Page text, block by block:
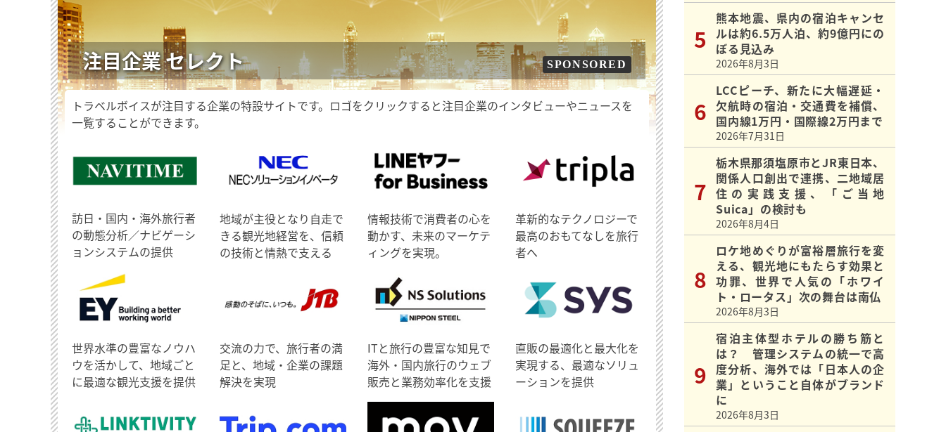
注目企業 セレクト SPONSORED
トラベルボイスが注目する企業の特設サイトです。ロゴをクリックすると注目企業のインタビューやニュースを
一覧することができます。
訪日・国内・海外旅行者
の動態分析／ナビゲーシ
ョンシステムの提供
地域が主役となり自走で
きる観光地経営を、信頼
の技術と情熱で支える
情報技術で消費者の心を
動かす、未来のマーケテ
ィングを実現。
革新的なテクノロジーで
最高のおもてなしを旅行
者へ
世界水準の豊富なノウハ
ウを活かして、地域ごと
に最適な観光支援を提供
交流の力で、旅行者の満
足と、地域・企業の課題
解決を実現
ITと旅行の豊富な知見で
海外・国内旅行のウェブ
販売と業務効率化を支援
直販の最適化と最大化を
実現する、最適なソリュ
ーションを提供
熊本地震、県内の宿泊キャンセ
ルは約6.5万人泊、約9億円にの
ぼる見込み
2026年8月3日
LCCピーチ、新たに大幅遅延・
欠航時の宿泊・交通費を補償、
国内線1万円・国際線2万円まで
2026年7月31日
栃木県那須塩原市とJR東日本、
関係人口創出で連携、二地域居
住の実践支援、「ご当地
Suica」の検討も
2026年8月4日
ロケ地めぐりが富裕層旅行を変
える、観光地にもたらす効果と
功罪、世界で人気の「ホワイ
ト・ロータス」次の舞台は南仏
2026年8月3日
宿泊主体型ホテルの勝ち筋と
は？ 管理システムの統一で高
度分析、海外では「日本人の企
業」ということ自体がブランド
に
2026年8月3日